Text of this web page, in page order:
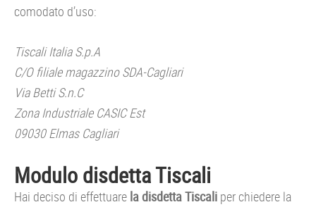
comodato d’uso:
Tiscali Italia S.p.A
C/O filiale magazzino SDA-Cagliari
Via Betti S.n.C
Zona Industriale CASIC Est
09030 Elmas Cagliari
Modulo disdetta Tiscali
Hai deciso di effettuare la disdetta Tiscali per chiedere la